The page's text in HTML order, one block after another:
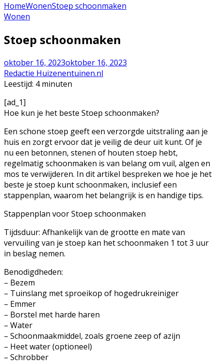
HomeWonenStoep schoonmaken
Wonen
Stoep schoonmaken
oktober 16, 2023oktober 16, 2023
Redactie Huizenentuinen.nl
Leestijd: 4 minuten
[ad_1]
Hoe kun je het beste Stoep schoonmaken?
Een schone stoep geeft een verzorgde uitstraling aan je
huis en zorgt ervoor dat je veilig de deur uit kunt. Of je
nu een betonnen, stenen of houten stoep hebt,
regelmatig schoonmaken is van belang om vuil, algen en
mos te verwijderen. In dit artikel bespreken we hoe je het
beste je stoep kunt schoonmaken, inclusief een
stappenplan, waarom het belangrijk is en handige tips.
Stappenplan voor Stoep schoonmaken
Tijdsduur: Afhankelijk van de grootte en mate van
vervuiling van je stoep kan het schoonmaken 1 tot 3 uur
in beslag nemen.
Benodigdheden:
– Bezem
– Tuinslang met sproeikop of hogedrukreiniger
– Emmer
– Borstel met harde haren
– Water
– Schoonmaakmiddel, zoals groene zeep of azijn
– Heet water (optioneel)
– Schrobber